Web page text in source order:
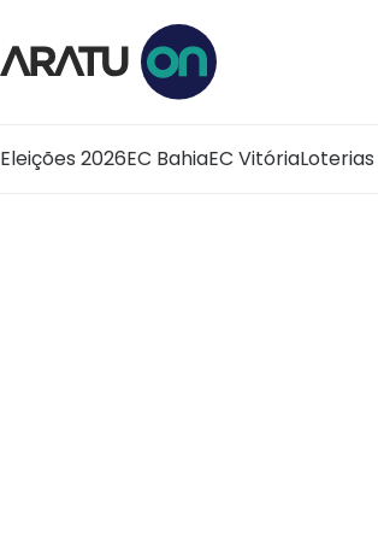
Eleições 2026EC BahiaEC VitóriaLoterias